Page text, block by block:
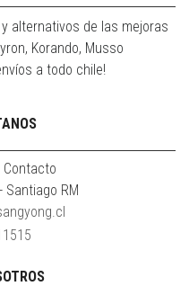
alternativos de las mejoras
Korando, Musso
a todo chile!
Contacto
Santiago RM